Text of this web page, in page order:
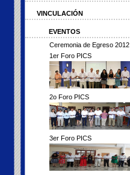
VINCULACIÓN
EVENTOS
Ceremonia de Egreso 2012
1er Foro PICS
2o Foro PICS
3er Foro PICS